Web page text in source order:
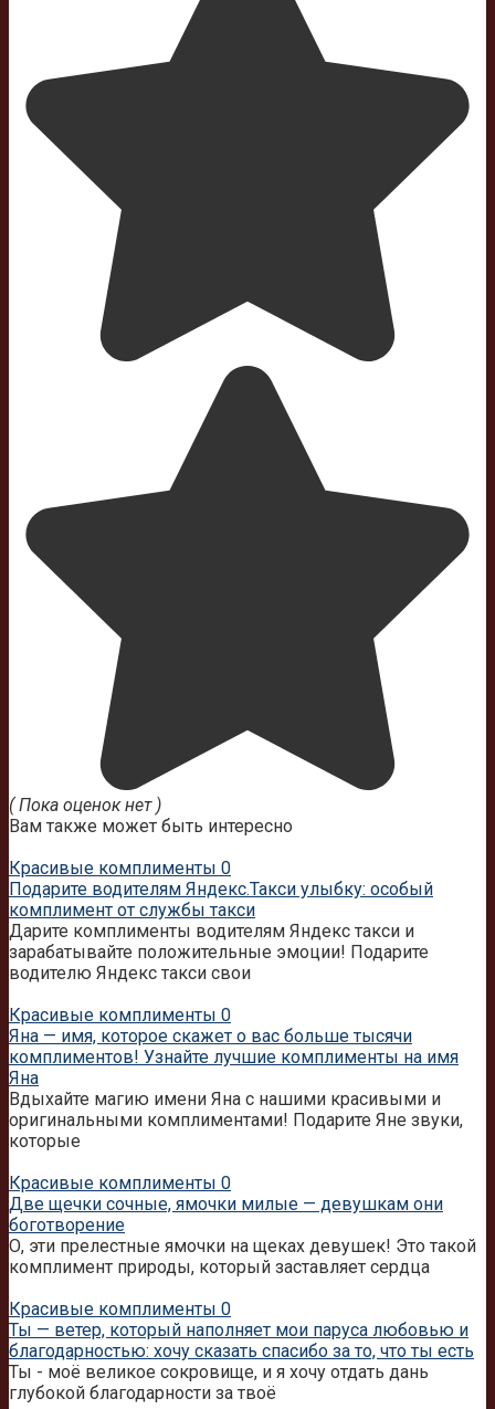
( Пока оценок нет )
Вам также может быть интересно
Красивые комплименты 0
Подарите водителям Яндекс.Такси улыбку: особый
комплимент от службы такси
Дарите комплименты водителям Яндекс такси и
зарабатывайте положительные эмоции! Подарите
водителю Яндекс такси свои
Красивые комплименты 0
Яна — имя, которое скажет о вас больше тысячи
комплиментов! Узнайте лучшие комплименты на имя
Яна
Вдыхайте магию имени Яна с нашими красивыми и
оригинальными комплиментами! Подарите Яне звуки,
которые
Красивые комплименты 0
Две щечки сочные, ямочки милые — девушкам они
боготворение
О, эти прелестные ямочки на щеках девушек! Это такой
комплимент природы, который заставляет сердца
Красивые комплименты 0
Ты — ветер, который наполняет мои паруса любовью и
благодарностью: хочу сказать спасибо за то, что ты есть
Ты - моё великое сокровище, и я хочу отдать дань
глубокой благодарности за твоё